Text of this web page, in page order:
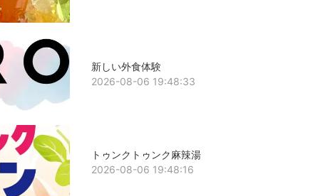
新しい外食体験
2026-08-06 19:48:33
トゥンクトゥンク麻辣湯
2026-08-06 19:48:16